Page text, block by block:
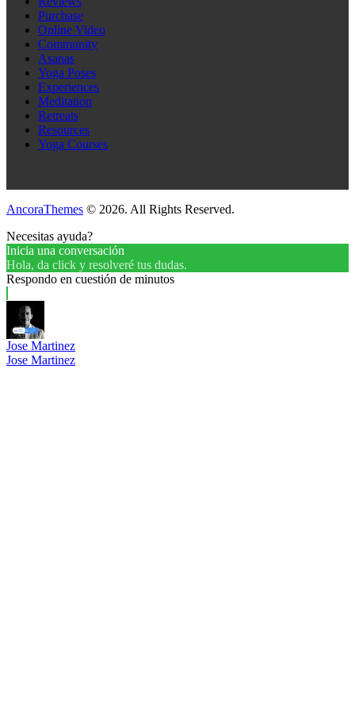
Purchase
Online Video
Community
Asanas
Yoga Poses
Experiences
Meditation
Retreats
Resources
Yoga Courses
AncoraThemes © 2026. All Rights Reserved.
Necesitas ayuda?
Inicia una conversación
Hola, da click y resolveré tus dudas.
Respondo en cuestión de minutos
Jose Martinez
Jose Martinez